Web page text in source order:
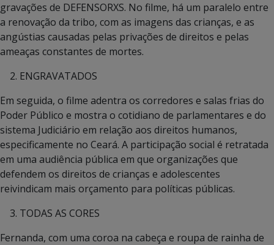
gravações de DEFENSORXS. No filme, há um paralelo entre
a renovação da tribo, com as imagens das crianças, e as
angústias causadas pelas privações de direitos e pelas
ameaças constantes de mortes.
ENGRAVATADOS
Em seguida, o filme adentra os corredores e salas frias do
Poder Público e mostra o cotidiano de parlamentares e do
sistema Judiciário em relação aos direitos humanos,
especificamente no Ceará. A participação social é retratada
em uma audiência pública em que organizações que
defendem os direitos de crianças e adolescentes
reivindicam mais orçamento para políticas públicas.
TODAS AS CORES
Fernanda, com uma coroa na cabeça e roupa de rainha de